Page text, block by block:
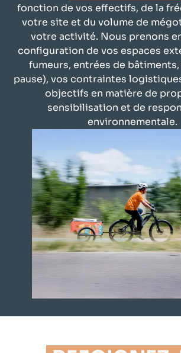
fonction de vos effectifs, de la
votre site et du volume de
votre activité. Nous prenons
configuration de vos espaces
fumeurs, entrées de
pause), vos contraintes
objectifs en matière de
sensibilisation et de
environnementale.